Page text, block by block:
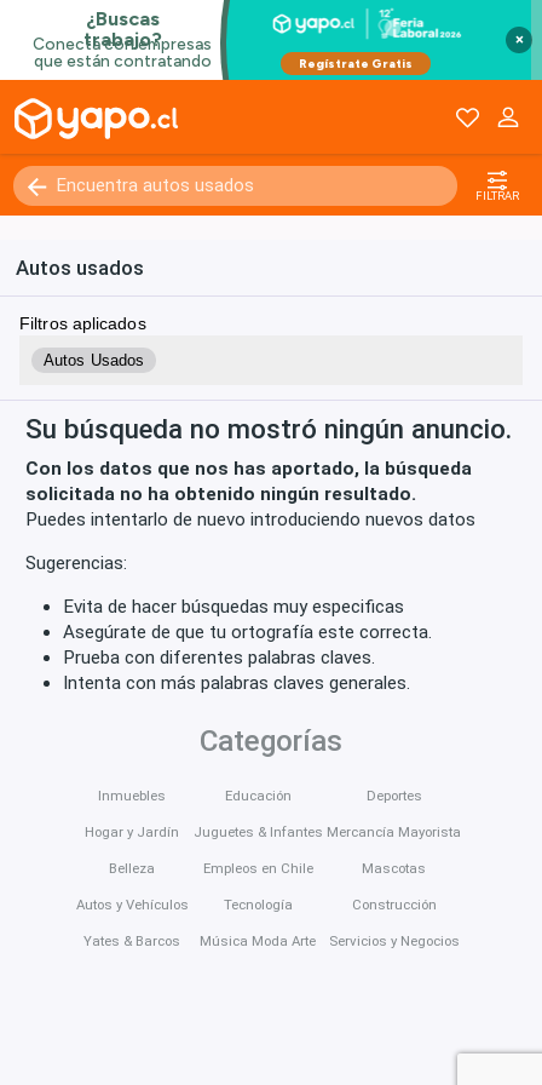
×
FILTRAR
Autos usados
Filtros aplicados
Autos Usados
Su búsqueda no mostró ningún anuncio.
Con los datos que nos has aportado, la búsqueda
solicitada no ha obtenido ningún resultado.
Puedes intentarlo de nuevo introduciendo nuevos datos
Sugerencias:
Evita de hacer búsquedas muy especificas
Asegúrate de que tu ortografía este correcta.
Prueba con diferentes palabras claves.
Intenta con más palabras claves generales.
Categorías
Inmuebles
Hogar y Jardín
Belleza
Autos y Vehículos
Yates & Barcos
Educación
Juguetes & Infantes
Empleos en Chile
Tecnología
Música Moda Arte
Deportes
Mercancía Mayorista
Mascotas
Construcción
Servicios y Negocios
Kilómetros 0 - 250000+